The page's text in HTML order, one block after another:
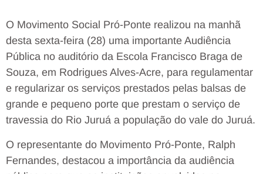
O Movimento Social Pró-Ponte realizou na manhã
desta sexta-feira (28) uma importante Audiência
Pública no auditório da Escola Francisco Braga de
Souza, em Rodrigues Alves-Acre, para regulamentar
e regularizar os serviços prestados pelas balsas de
grande e pequeno porte que prestam o serviço de
travessia do Rio Juruá a população do vale do Juruá.
O representante do Movimento Pró-Ponte, Ralph
Fernandes, destacou a importância da audiência